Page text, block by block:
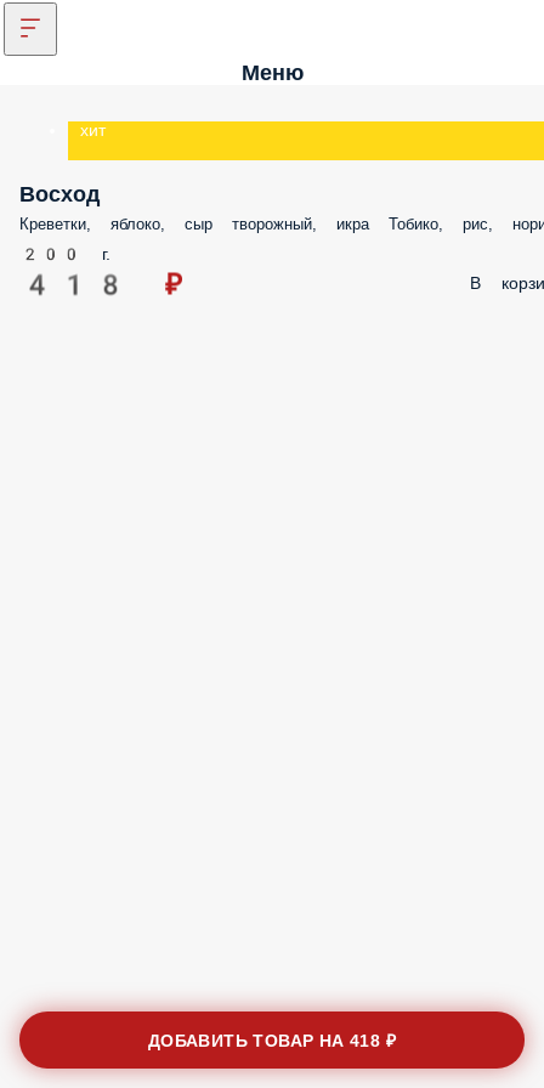
Меню
хит
Восход
Креветки, яблоко, сыр творожный, икра Тобико, рис,
200 г.
418 ₽ В
ДОБАВИТЬ ТОВАР НА418 ₽